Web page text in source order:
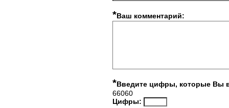
*Ваш комментарий:
*Введите цифры, которые Вы
66060
Цифры: